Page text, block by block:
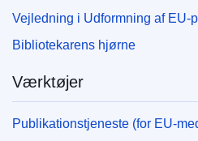
Vejledning i Udformning af EU-
Bibliotekarens hjørne
Værktøjer
Publikationstjeneste (for EU-